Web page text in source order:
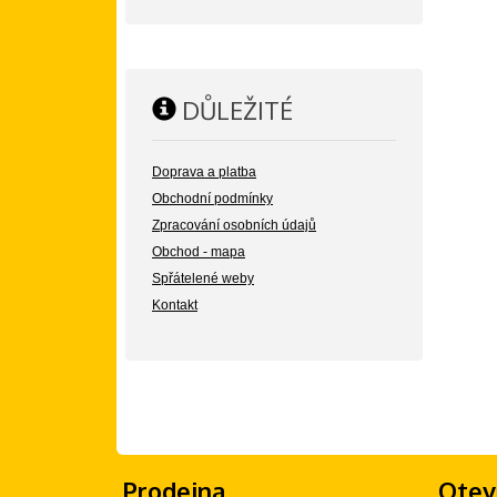
DŮLEŽITÉ
Doprava a platba
Obchodní podmínky
Zpracování osobních údajů
Obchod - mapa
Spřátelené weby
Kontakt
Prodejna